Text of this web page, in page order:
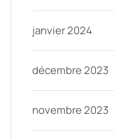
janvier 2024
décembre 2023
novembre 2023